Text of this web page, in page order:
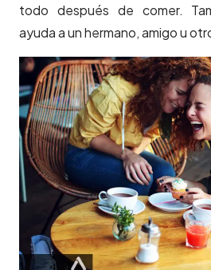
todo después de comer.
ayuda a un hermano, amigo u